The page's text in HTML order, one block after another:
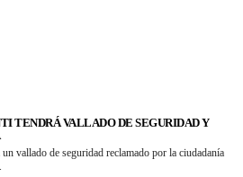
TENDRÁ VALLADO DE SEGURIDAD Y
vallado de seguridad reclamado por la ciudadanía